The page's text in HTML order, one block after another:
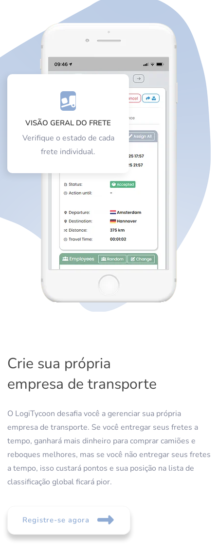
VISÃO GERAL DO FRETE
Verifique o estado de cada
frete individual.
Crie sua própria
empresa de transporte
O LogiTycoon desafia você a gerenciar sua própria
empresa de transporte. Se você entregar seus fretes a
tempo, ganhará mais dinheiro para comprar camiões e
reboques melhores, mas se você não entregar seus fretes
a tempo, isso custará pontos e sua posição na lista de
classificação global ficará pior.
Registre-se agora